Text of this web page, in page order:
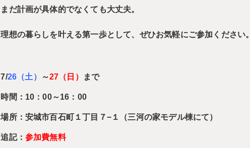
まだ計画が具体的でなくても大丈夫。
理想の暮らしを叶える第一歩として、ぜひお気軽にご参加ください。
7/26（土） ～27（日） まで
時間：10：00～16：00
場所：安城市百石町１丁目７−１（三河の家モデル棟にて）
追記： 参加費無料